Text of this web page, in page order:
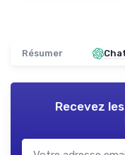
Résumer
Recevez